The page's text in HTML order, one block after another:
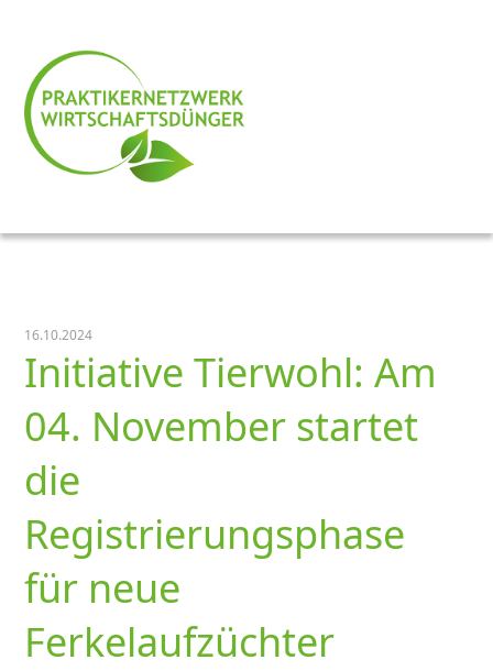
16.10.2024
Initiative Tierwohl: Am
04. November startet
die
Registrierungsphase
für neue
Ferkelaufzüchter